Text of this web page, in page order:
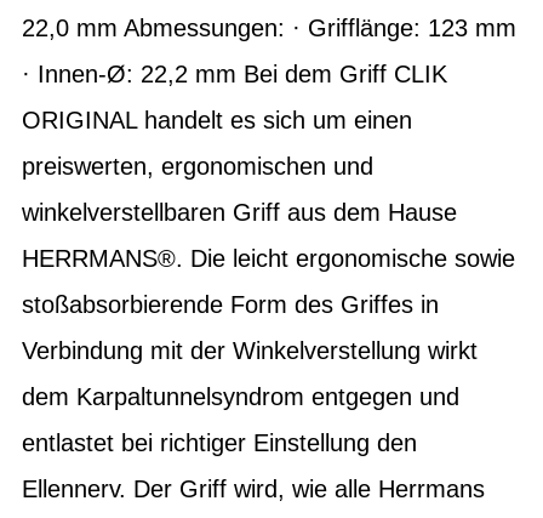
22,0 mm Abmessungen: · Grifflänge: 123 mm
· Innen-Ø: 22,2 mm Bei dem Griff CLIK
ORIGINAL handelt es sich um einen
preiswerten, ergonomischen und
winkelverstellbaren Griff aus dem Hause
HERRMANS®. Die leicht ergonomische sowie
stoßabsorbierende Form des Griffes in
Verbindung mit der Winkelverstellung wirkt
dem Karpaltunnelsyndrom entgegen und
entlastet bei richtiger Einstellung den
Ellennerv. Der Griff wird, wie alle Herrmans